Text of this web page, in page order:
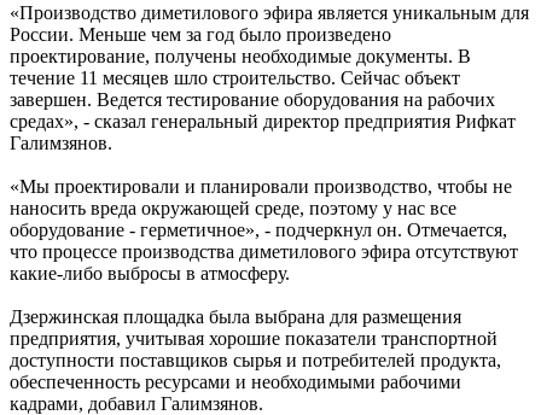
«Производство диметилового эфира является уникальным для
России. Меньше чем за год было произведено
проектирование, получены необходимые документы. В
течение 11 месяцев шло строительство. Сейчас объект
завершен. Ведется тестирование оборудования на рабочих
средах», - сказал генеральный директор предприятия Рифкат
Галимзянов.
«Мы проектировали и планировали производство, чтобы не
наносить вреда окружающей среде, поэтому у нас все
оборудование - герметичное», - подчеркнул он. Отмечается,
что процессе производства диметилового эфира отсутствуют
какие-либо выбросы в атмосферу.
Дзержинская площадка была выбрана для размещения
предприятия, учитывая хорошие показатели транспортной
доступности поставщиков сырья и потребителей продукта,
обеспеченность ресурсами и необходимыми рабочими
кадрами, добавил Галимзянов.